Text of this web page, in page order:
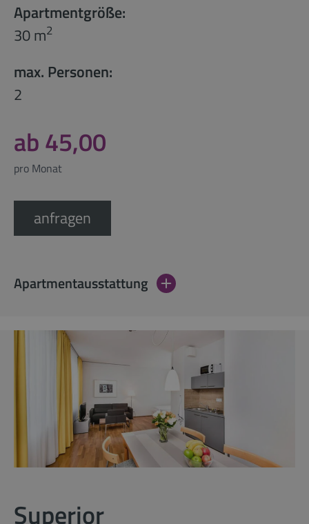
Apartmentgröße:
30 m2
max. Personen:
2
ab 45,00
pro Monat
anfragen
Apartmentausstattung
Superior